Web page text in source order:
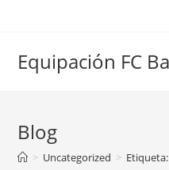
Equipación FC
Blog
> Uncategorized >